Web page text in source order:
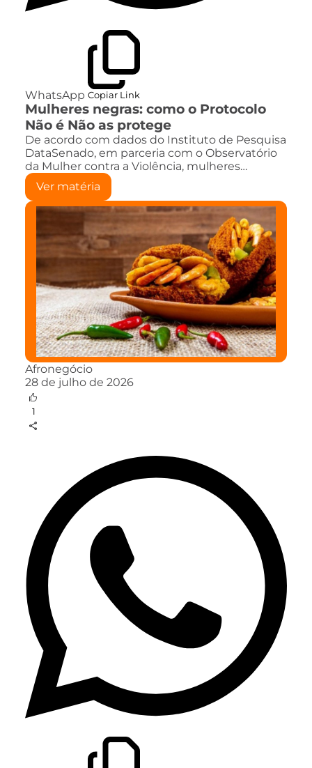
WhatsApp Copiar Link
Mulheres negras: como o Protocolo
Não é Não as protege
De acordo com dados do Instituto de Pesquisa
DataSenado, em parceria com o Observatório
da Mulher contra a Violência, mulheres…
Ver matéria
Afronegócio
28 de julho de 2026
1